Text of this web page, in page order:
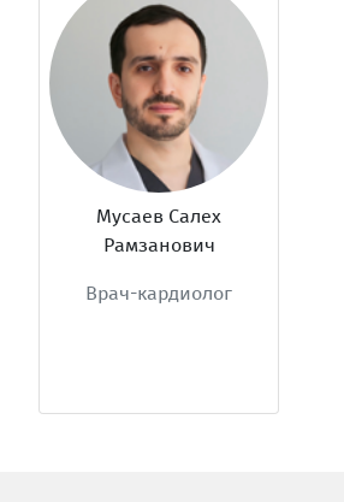
Мусаев Салех
Рамзанович
Врач-кардиолог
м